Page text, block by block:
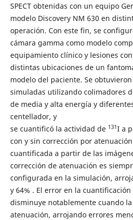
SPECT obtenidas con un equipo
modelo Discovery NM 630 en
operación. Con este fin, se
cámara gamma como modelo
equipamiento clínico y lesiones
distintas ubicaciones de un
modelo del paciente. Se obtuvieron
simuladas utilizando colimadores
de media y alta energía y
centellador, y
se cuantificó la actividad de 131I a
con y sin corrección por
cuantificada a partir de las
corrección de atenuación es
configurada en la simulación,
y 64% . El error en la
disminuye notablemente cuando
atenuación, arrojando errores